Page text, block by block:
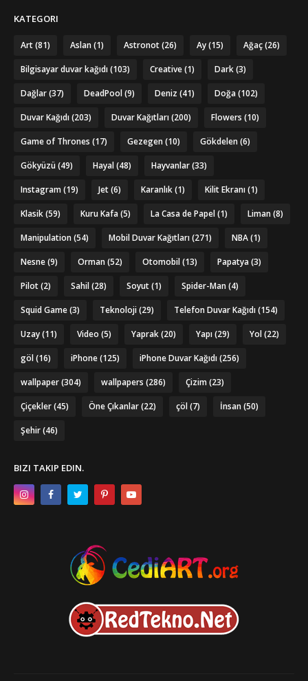
KATEGORI
Art(81) Aslan(1) Astronot(26) Ay(15) Ağaç(26)
Bilgisayar duvar kağıdı(103) Creative(1) Dark(3)
Dağlar(37) DeadPool(9) Deniz (41) Doğa(102)
Duvar Kağıdı(203) Duvar Kağıtları(200) Flowers (10)
Game of Thrones (17) Gezegen(10) Gökdelen(6)
Gökyüzü(49) Hayal(48) Hayvanlar(33)
Instagram(19) Jet(6) Karanlık(1) Kilit Ekranı(1)
Klasik(59) Kuru Kafa(5) La Casa de Papel(1) Liman(8)
Manipulation(54) Mobil Duvar Kağıtları(271) NBA(1)
Nesne(9) Orman(52) Otomobil(13) Papatya(3)
Pilot(2) Sahil(28) Soyut(1) Spider-Man(4)
Squid Game(3) Teknoloji(29) Telefon Duvar Kağıdı(154)
Uzay(11) Video (5) Yaprak(20) Yapı(29) Yol(22)
göl(16) iPhone(125) iPhone Duvar Kağıdı(256)
wallpaper(304) wallpapers (286) Çizim(23)
Çiçekler(45) Öne Çıkanlar(22) çöl(7) İnsan(50)
Şehir(46)
BIZI TAKIP EDIN.